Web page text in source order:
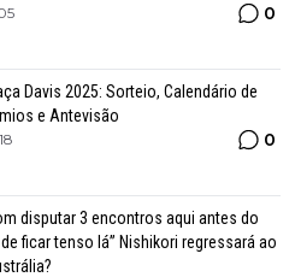
0
Davis 2025: Sorteio, Calendário de
e Antevisão
0
disputar 3 encontros aqui antes do
ficar tenso lá” Nishikori regressará ao